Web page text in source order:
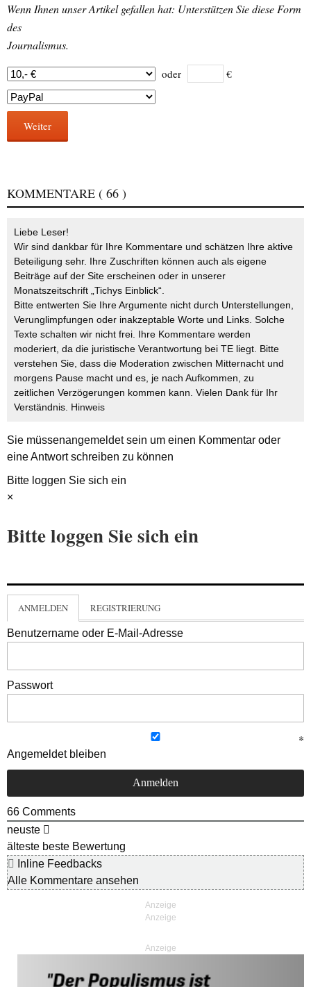
Wenn Ihnen unser Artikel gefallen hat: Unterstützen Sie diese Form
des
Journalismus.
oder €
Weiter
KOMMENTARE ( 66 )
Liebe Leser!
Wir sind dankbar für Ihre Kommentare und schätzen Ihre aktive
Beteiligung sehr. Ihre Zuschriften können auch als eigene
Beiträge auf der Site erscheinen oder in unserer
Monatszeitschrift „Tichys Einblick“.
Bitte entwerten Sie Ihre Argumente nicht durch Unterstellungen,
Verunglimpfungen oder inakzeptable Worte und Links. Solche
Texte schalten wir nicht frei. Ihre Kommentare werden
moderiert, da die juristische Verantwortung bei TE liegt. Bitte
verstehen Sie, dass die Moderation zwischen Mitternacht und
morgens Pause macht und es, je nach Aufkommen, zu
zeitlichen Verzögerungen kommen kann. Vielen Dank für Ihr
Verständnis. Hinweis
Sie müssenangemeldetsein um einen Kommentar oder
eine Antwort schreiben zu können
Bitte loggen Sie sich ein
×
Bitte loggen Sie sich ein
ANMELDEN REGISTRIERUNG
Benutzername oder E-Mail-Adresse
Passwort
Angemeldet bleiben
66 Comments
neuste
älteste beste Bewertung
Inline Feedbacks
Alle Kommentare ansehen
Anzeige